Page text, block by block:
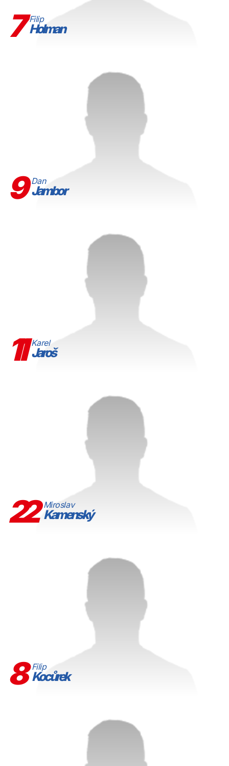
7 Filip
Holman
9 Dan
Jambor
11 Karel
Jaroš
22 Miroslav
Kamenský
8 Filip
Kocůrek